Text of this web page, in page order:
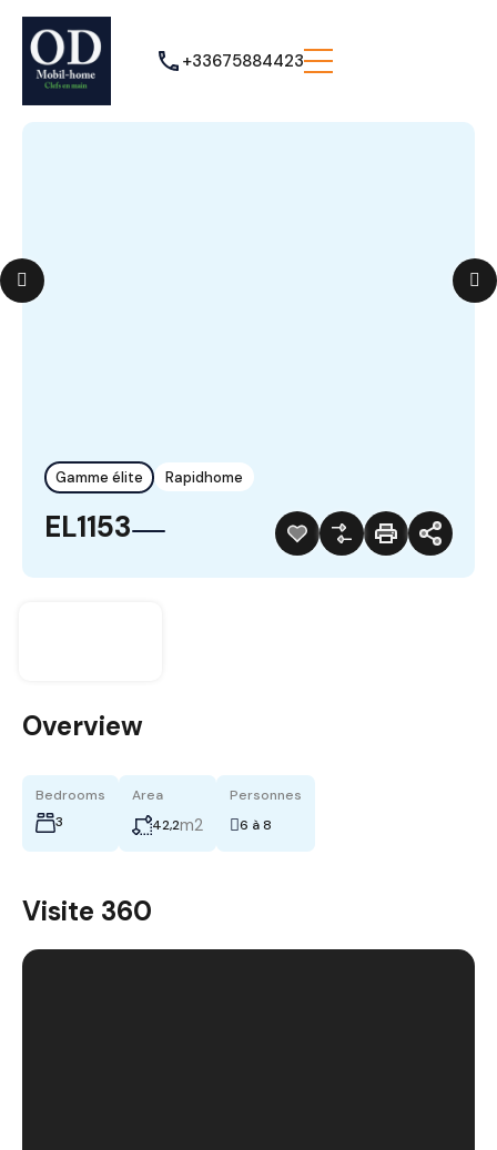
+33675884423
Gamme élite Rapidhome
EL1153
Overview
Bedrooms
3
Area
42,2m2
Personnes
6 à 8
Visite 360